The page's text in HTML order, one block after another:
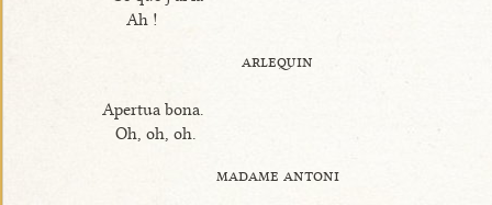
Ah !
arlequin
Apertua bona.
Oh, oh, oh.
madame antoni